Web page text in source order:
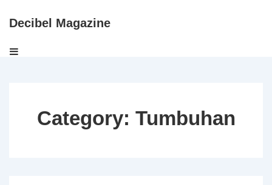
Skip
Main
Navigation
Decibel Magazine
Main
MENU
Category: Tumbuhan